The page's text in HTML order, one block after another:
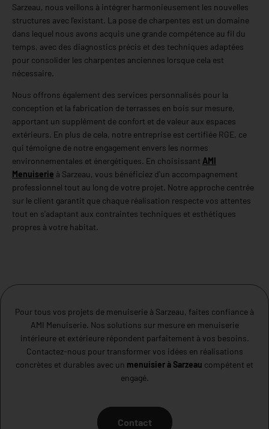
Sarzeau, nous veillons à intégrer harmonieusement les nouvelles
structures avec l'existant. La pose de charpentes est un domaine
dans lequel nous avons acquis une grande compétence au fil du
temps, avec des diagnostics précis et des techniques adaptées
pour consolider les charpentes anciennes lorsque cela est
nécessaire.
Nous offrons également des services personnalisés pour la
conception et la fabrication de terrasses en bois sur mesure,
apportant un supplément de confort et de valeur aux espaces
extérieurs. En plus de cela, notre entreprise est certifiée RGE, ce
qui témoigne de notre engagement envers les normes
environnementales et énergétiques. En choisissant AMI
Menuiserie à Sarzeau, vous bénéficiez d'un accompagnement
professionnel tout au long de votre projet. Notre approche centrée
sur le client garantit que chaque réalisation respecte vos attentes
tout en s'adaptant aux contraintes techniques et esthétiques
propres à votre habitat.
Pour tous vos projets de menuiserie à Sarzeau, faites confiance à
AMI Menuiserie. Nos solutions sur mesure en menuiserie
intérieure et extérieure répondent parfaitement à vos besoins.
Contactez-nous pour transformer vos idées en réalisations
concrètes et durables avec un menuisier à Sarzeau compétent et
engagé.
Contact